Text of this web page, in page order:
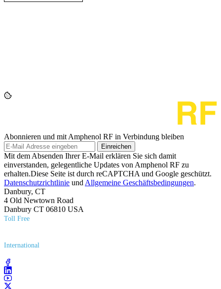
Abonnieren und mit Amphenol RF in Verbindung bleiben
Einreichen
Mit dem Absenden Ihrer E-Mail erklären Sie sich damit
einverstanden, gelegentliche Updates von Amphenol RF zu
erhalten.Diese Seite ist durch reCAPTCHA und Google geschützt.
Datenschutzrichtlinie und Allgemeine Geschäftsbedingungen.
Danbury, CT
4 Old Newtown Road
Danbury CT 06810 USA
Toll Free
International